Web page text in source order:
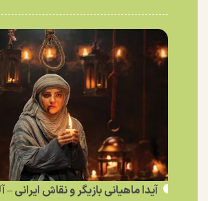
آیدا ماهیانی بازیگر و نقاش ایرانی –